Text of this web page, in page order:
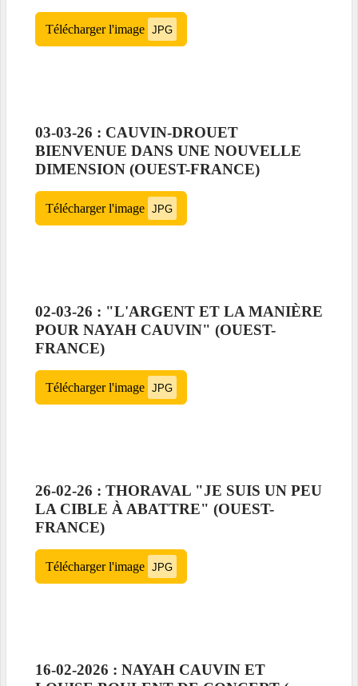
Télécharger l'image JPG
03-03-26 : CAUVIN-DROUET
BIENVENUE DANS UNE NOUVELLE
DIMENSION (OUEST-FRANCE)
Télécharger l'image JPG
02-03-26 : "L'ARGENT ET LA MANIÈRE
POUR NAYAH CAUVIN" (OUEST-
FRANCE)
Télécharger l'image JPG
26-02-26 : THORAVAL "JE SUIS UN PEU
LA CIBLE À ABATTRE" (OUEST-
FRANCE)
Télécharger l'image JPG
16-02-2026 : NAYAH CAUVIN ET